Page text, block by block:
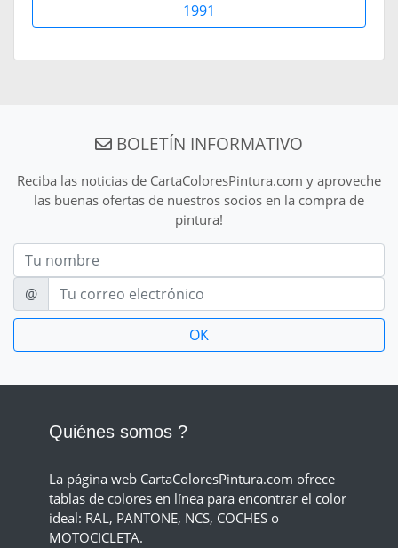
1991
BOLETÍN INFORMATIVO
Reciba las noticias de CartaColoresPintura.com y aproveche
las buenas ofertas de nuestros socios en la compra de
pintura!
Nom
E-mail
@
Quiénes somos ?
La página web CartaColoresPintura.com ofrece
tablas de colores en línea para encontrar el color
ideal: RAL, PANTONE, NCS, COCHES o
MOTOCICLETA.